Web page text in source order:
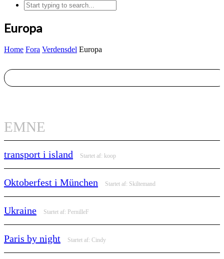
Europa
Home Fora Verdensdel Europa
EMNE
transport i island Startet af: koop
Oktoberfest i München Startet af: Skiltemand
Ukraine Startet af: PernilleF
Paris by night Startet af: Cindy